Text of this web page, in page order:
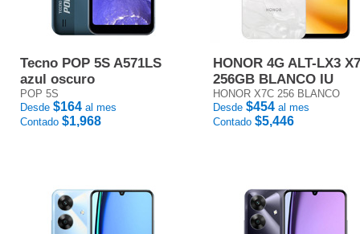
Tecno POP 5S A571LS
azul oscuro
POP 5S
Desde $164 al mes
Contado $1,968
HONOR 4G ALT-LX3
256GB BLANCO IU
HONOR X7C 256 BLANCO
Desde $454 al mes
Contado $5,446